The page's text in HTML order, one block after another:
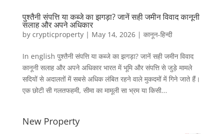
पुश्तैनी संपत्ति या कब्जे का झगड़ा? जानें सही जमीन विवाद कानूनी
सलाह और अपने अधिकार
by crypticproperty| May 14, 2026| कानून-हिन्दी
In english पुश्तैनी संपत्ति या कब्जे का झगड़ा? जानें सही जमीन विवाद
कानूनी सलाह और अपने अधिकार भारत में भूमि और संपत्ति से जुड़े मामले
सदियों से अदालतों में सबसे अधिक लंबित रहने वाले मुकदमों में गिने जाते हैं।
एक छोटी सी गलतफहमी, सीमा का मामूली सा भ्रम या किसी...
New Property